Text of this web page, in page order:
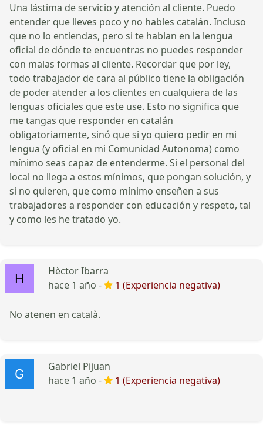
Una lástima de servicio y atención al cliente. Puedo
entender que lleves poco y no hables catalán. Incluso
que no lo entiendas, pero si te hablan en la lengua
oficial de dónde te encuentras no puedes responder
con malas formas al cliente. Recordar que por ley,
todo trabajador de cara al público tiene la obligación
de poder atender a los clientes en cualquiera de las
lenguas oficiales que este use. Esto no significa que
me tangas que responder en catalán
obligatoriamente, sinó que si yo quiero pedir en mi
lengua (y oficial en mi Comunidad Autonoma) como
mínimo seas capaz de entenderme. Si el personal del
local no llega a estos mínimos, que pongan solución, y
si no quieren, que como mínimo enseñen a sus
trabajadores a responder con educación y respeto, tal
y como les he tratado yo.
Hèctor Ibarra
hace 1 año -
1 (Experiencia negativa)
No atenen en català.
Gabriel Pijuan
hace 1 año -
1 (Experiencia negativa)